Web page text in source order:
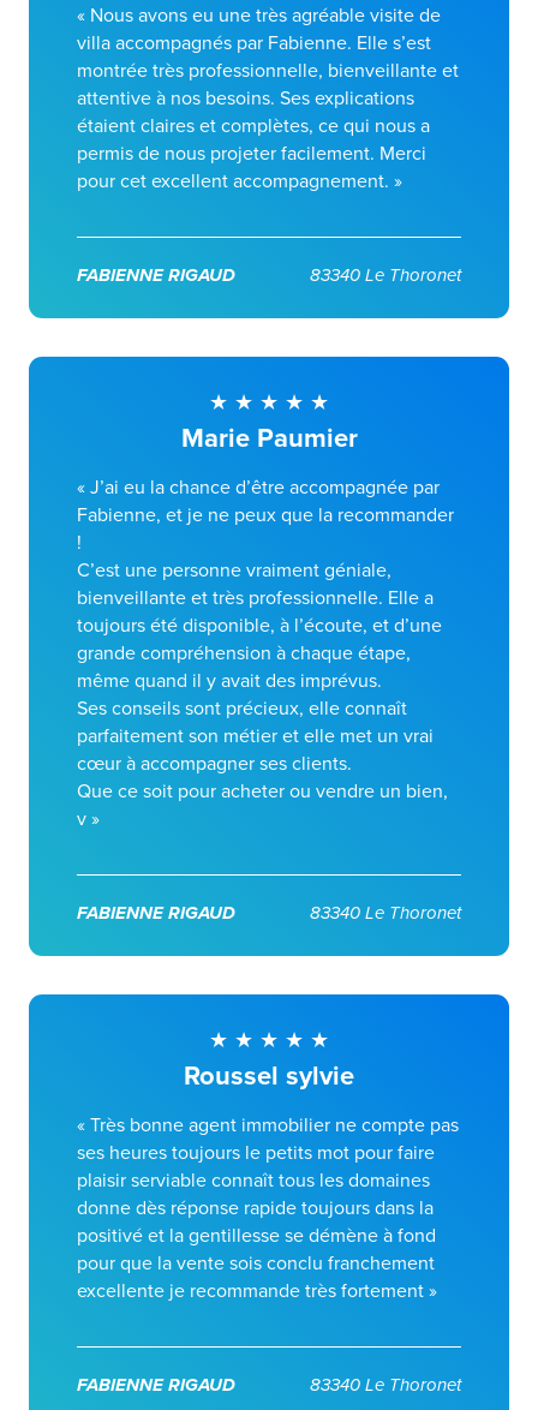
« Nous avons eu une très agréable visite de
villa accompagnés par Fabienne. Elle s’est
montrée très professionnelle, bienveillante et
attentive à nos besoins. Ses explications
étaient claires et complètes, ce qui nous a
permis de nous projeter facilement. Merci
pour cet excellent accompagnement. »
FABIENNE RIGAUD 83340 Le Thoronet
Marie Paumier
« J’ai eu la chance d’être accompagnée par
Fabienne, et je ne peux que la recommander
!
C’est une personne vraiment géniale,
bienveillante et très professionnelle. Elle a
toujours été disponible, à l’écoute, et d’une
grande compréhension à chaque étape,
même quand il y avait des imprévus.
Ses conseils sont précieux, elle connaît
parfaitement son métier et elle met un vrai
cœur à accompagner ses clients.
Que ce soit pour acheter ou vendre un bien,
v »
FABIENNE RIGAUD 83340 Le Thoronet
Roussel sylvie
« Très bonne agent immobilier ne compte pas
ses heures toujours le petits mot pour faire
plaisir serviable connaît tous les domaines
donne dès réponse rapide toujours dans la
positivé et la gentillesse se démène à fond
pour que la vente sois conclu franchement
excellente je recommande très fortement »
FABIENNE RIGAUD 83340 Le Thoronet